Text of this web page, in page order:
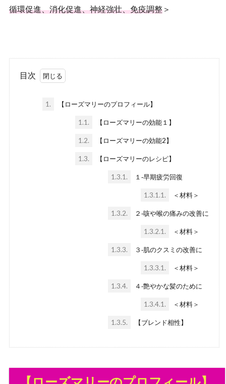
循環促進、消化促進、神経強壮、免疫調整 ＞
目次
1. 【ローズマリーのプロフィール】
1.1. 【ローズマリーの効能１】
1.2. 【ローズマリーの効能2】
1.3. 【ローズマリーのレシピ】
1.3.1. １‐早期疲労回復
1.3.1.1. ＜材料＞
1.3.2. ２‐咳や喉の痛みの改善に
1.3.2.1. ＜材料＞
1.3.3. ３‐肌のクスミの改善に
1.3.3.1. ＜材料＞
1.3.4. ４‐艶やかな髪のために
1.3.4.1. ＜材料＞
1.3.5. 【ブレンド相性】